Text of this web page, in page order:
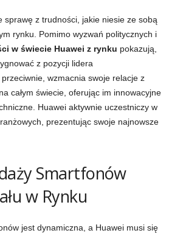
sprawę z trudności, jakie niesie ze sobą
rynku. Pomimo wyzwań politycznych i
w świecie Huawei z rynku pokazują,
z pozycji lidera
wzmacnia swoje relacje z
całym świecie, oferując im innowacyjne
Huawei aktywnie uczestniczy w
prezentując swoje najnowsze
Smartfonów
w Rynku
jest dynamiczna, a Huawei musi się